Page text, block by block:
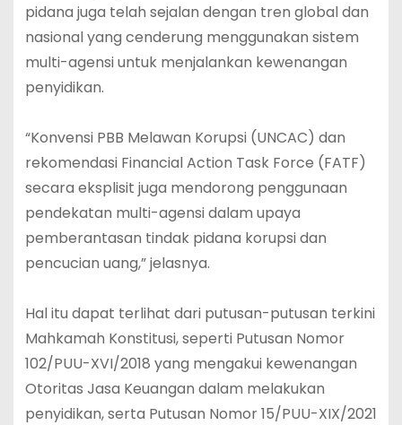
pidana juga telah sejalan dengan tren global dan
nasional yang cenderung menggunakan sistem
multi-agensi untuk menjalankan kewenangan
penyidikan.
“Konvensi PBB Melawan Korupsi (UNCAC) dan
rekomendasi Financial Action Task Force (FATF)
secara eksplisit juga mendorong penggunaan
pendekatan multi-agensi dalam upaya
pemberantasan tindak pidana korupsi dan
pencucian uang,” jelasnya.
Hal itu dapat terlihat dari putusan-putusan terkini
Mahkamah Konstitusi, seperti Putusan Nomor
102/PUU-XVI/2018 yang mengakui kewenangan
Otoritas Jasa Keuangan dalam melakukan
penyidikan, serta Putusan Nomor 15/PUU-XIX/2021